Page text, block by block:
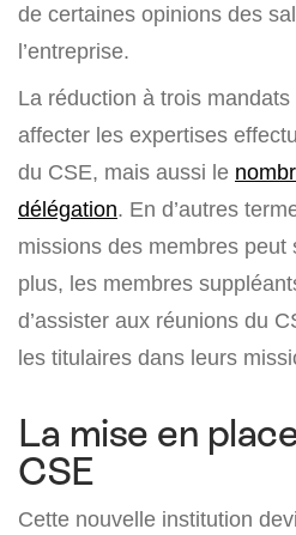
de certaines opinions des
l’entreprise.
La réduction à trois
affecter les expertises
du CSE, mais aussi le
délégation. En d’autres
missions des membres peut
plus, les membres
d’assister aux réunions du
les titulaires dans leurs
La mise en
CSE
Cette nouvelle institution